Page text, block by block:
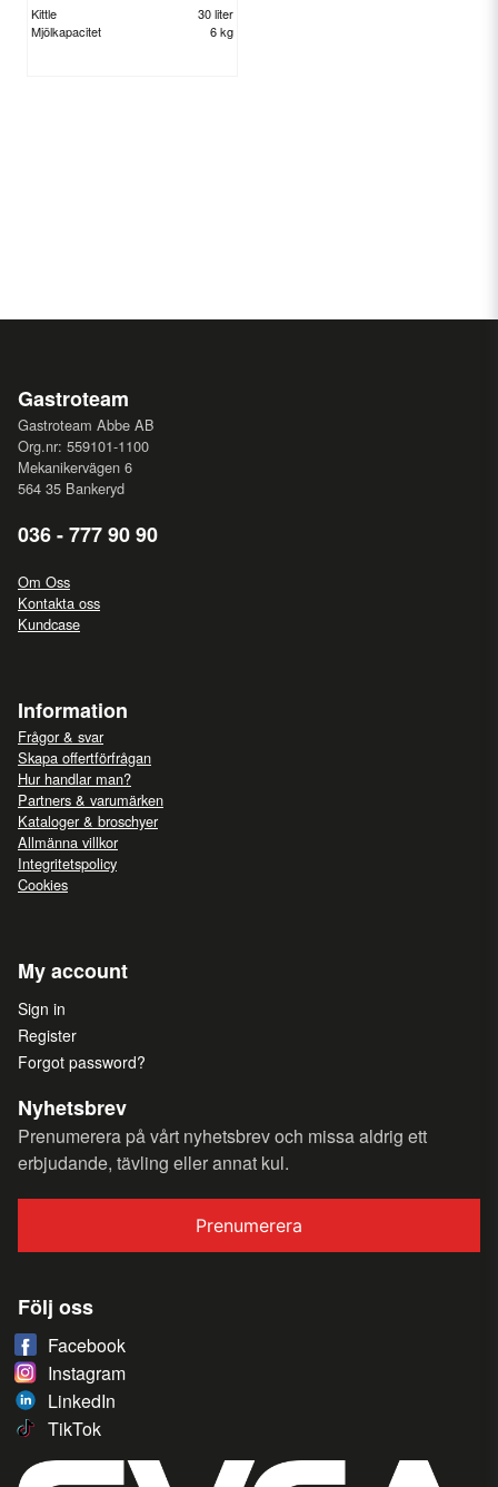
Kittle
30 liter
Mjölkapacitet
6 kg
Gastroteam
Gastroteam Abbe AB
Org.nr: 559101-1100
Mekanikervägen 6
564 35 Bankeryd
036 - 777 90 90
Om Oss
Kontakta oss
Kundcase
Information
Frågor & svar
Skapa offertförfrågan
Hur handlar man?
Partners & varumärken
Kataloger & broschyer
Allmänna villkor
Integritetspolicy
Cookies
My account
Sign in
Register
Forgot password?
Nyhetsbrev
Prenumerera på vårt nyhetsbrev och missa aldrig ett
erbjudande, tävling eller annat kul.
Prenumerera
Följ oss
Facebook
Instagram
LinkedIn
TikTok